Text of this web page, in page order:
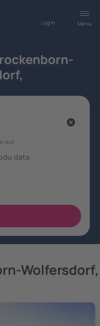
Meniu
Log in
Wolfersdorf,